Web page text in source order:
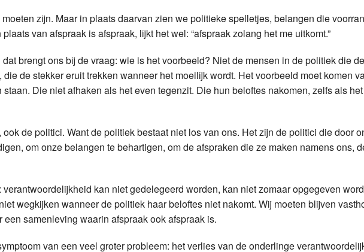
zijn. Maar in plaats daarvan zien we politieke spelletjes, belangen die
van afspraak is afspraak, lijkt het wel: “afspraak zolang het me uitkomt.”
brengt ons bij de vraag: wie is het voorbeeld? Niet de mensen in de politiek die de
de stekker eruit trekken wanneer het moeilijk wordt. Het voorbeeld moet komen
Die niet afhaken als het even tegenzit. Die hun beloftes nakomen, zelfs als
de politici. Want de politiek bestaat niet los van ons. Het zijn de politici die door
om onze belangen te behartigen, om de afspraken die ze maken namens ons,
kan niet gedelegeerd worden, kan niet zomaar opgegeven
wegkijken wanneer de politiek haar beloftes niet nakomt. Wij moeten blijven
samenleving waarin afspraak ook afspraak is.
van een veel groter probleem: het verlies van de onderlinge